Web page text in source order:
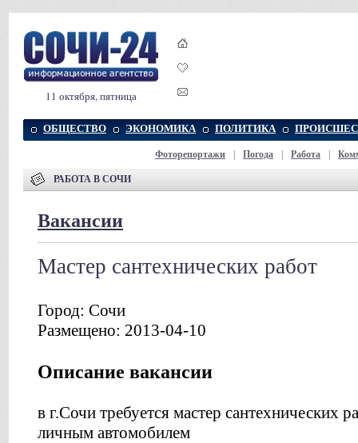
11 октября, пятница
ОБЩЕСТВО ЭКОНОМИКА ПОЛИТИКА
Фоторепортажи Погода Работа
РАБОТА В СОЧИ
Вакансии
Мастер сантехнических работ
Город: Сочи
Размещено: 2013-04-10
Описание вакансии
в г.Сочи требуется мастер сантехнических
личным автомобилем